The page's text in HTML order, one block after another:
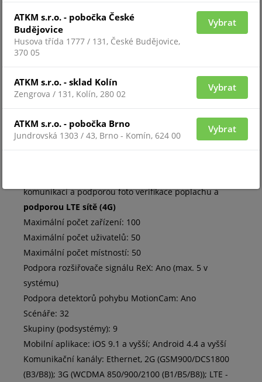
Scénáře zabezpečovacího systému Ajax jsou aktivní i v
případě ztráty komunikace s cloudovým serverem
Ajax.
Scénáře umožňují:
• Reagovat na hrozby
• Plánovat provedení akcí
Technická specifikace:
komunikací a podporou foto verifikace poplachu a
podporou LTE sítě (4G)
Maximální počet zařízení: 100
Maximální počet uživatelů: 50
Maximální počet místností: 50
Podpora rozšiřovače signálu ReX: Ano (max. 5 v
systému)
Podpora detektorů pohybu MotionCam: Ano
Scénáře: 32
Skupiny (podsystémy): 9
Mobilní aplikace: iOS 9.1 a vyšší; Android 4.4 a vyšší
Komunikační kanály: Ethernet, 2G (GSM900/DCS1800
(B3/B8)); 3G (WCDMA 850/900/2100 (B1/B5/B8)); LTE -
ATKM s.r.o. - pobočka České
Budějovice
Husova třída 1777 / 131, České Budějovice,
370 05
Vybrat
ATKM s.r.o. - sklad Kolín
Zengrova / 131, Kolín, 280 02
Vybrat
ATKM s.r.o. - pobočka Brno
Jundrovská 1303 / 43, Brno - Komín, 624 00
Vybrat